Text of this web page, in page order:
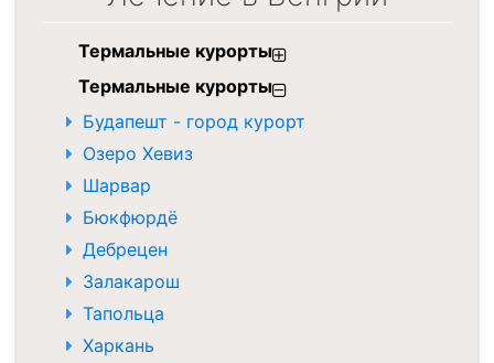
Термальные курорты
Термальные курорты
Будапешт - город курорт
Озеро Хевиз
Шарвар
Бюкфюрдё
Дебрецен
Залакарош
Тапольца
Харкань